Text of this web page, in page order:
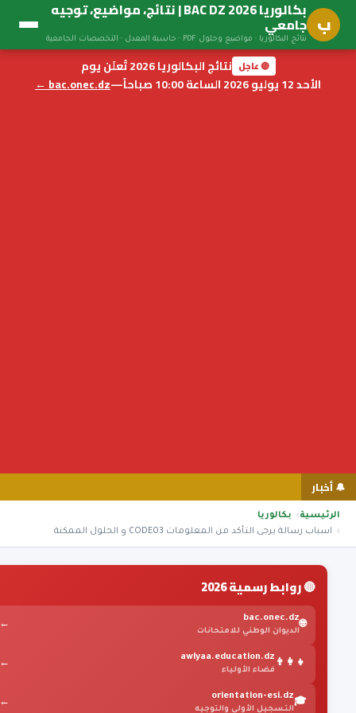
ب بكالوريا BAC DZ 2026 | نتائج، مواضيع، توجيه
جامعي
نتائج البكالوريا · مواضيع وحلول PDF · حاسبة المعدل · التخصصات الجامعية
🔴 عاجل نتائج البكالوريا 2026 تُعلَن يوم
الأحد 12 يوليو 2026 الساعة 10:00 صباحاً
—
bac.onec.dz ←
🔔 أخبار
الرئيسية
بكالوريا
اسباب رسالة يرجى التأكد من المعلومات CODE03 و الحلول الممكنة
🔴 روابط رسمية 2026
🌐
bac.onec.dz
الديوان الوطني للامتحانات
←
👨‍👩‍👧
awlyaa.education.dz
فضاء الأولياء
←
🎓
orientation-esi.dz
التسجيل الأولي والتوجيه
←